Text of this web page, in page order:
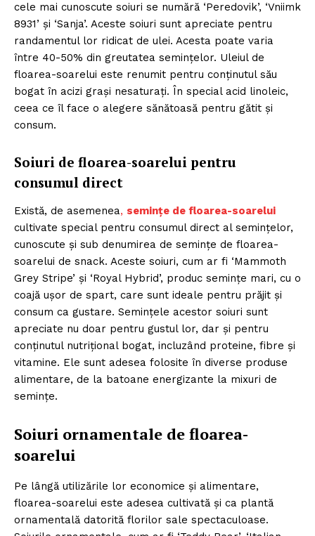
cele mai cunoscute soiuri se numără ‘Peredovik’, ‘Vniimk
8931’ și ‘Sanja’. Aceste soiuri sunt apreciate pentru
randamentul lor ridicat de ulei. Acesta poate varia
între 40-50% din greutatea semințelor. Uleiul de
floarea-soarelui este renumit pentru conținutul său
bogat în acizi grași nesaturați. În special acid linoleic,
ceea ce îl face o alegere sănătoasă pentru gătit și
consum.
Soiuri de floarea-soarelui pentru
consumul direct
Există, de asemenea, semințe de floarea-soarelui
cultivate special pentru consumul direct al semințelor,
cunoscute și sub denumirea de semințe de floarea-
soarelui de snack. Aceste soiuri, cum ar fi ‘Mammoth
Grey Stripe’ și ‘Royal Hybrid’, produc semințe mari, cu o
coajă ușor de spart, care sunt ideale pentru prăjit și
consum ca gustare. Semințele acestor soiuri sunt
apreciate nu doar pentru gustul lor, dar și pentru
conținutul nutrițional bogat, incluzând proteine, fibre și
vitamine. Ele sunt adesea folosite în diverse produse
alimentare, de la batoane energizante la mixuri de
semințe.
Soiuri ornamentale de floarea-
soarelui
Pe lângă utilizările lor economice și alimentare,
floarea-soarelui este adesea cultivată și ca plantă
ornamentală datorită florilor sale spectaculoase.